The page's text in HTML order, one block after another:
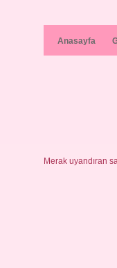
Anasayfa
Merak uyandıran